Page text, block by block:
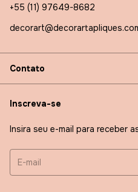
+55 (11) 97649-8682
Contato
Inscreva-se
Insira seu e-mail para receber